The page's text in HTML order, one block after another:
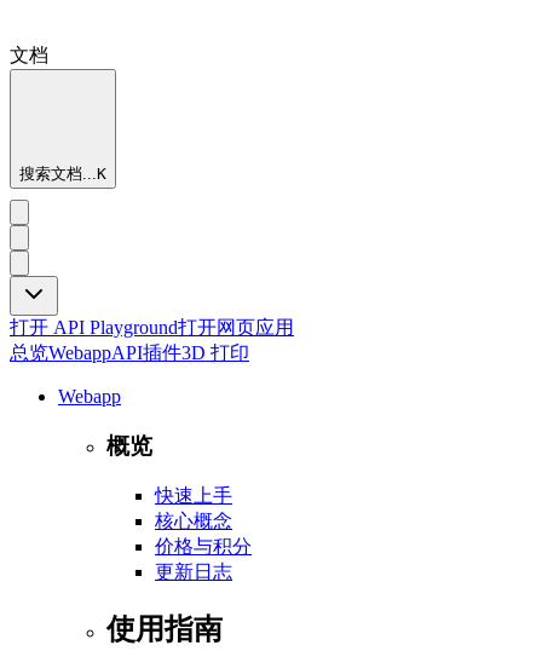
文档
搜索文档...K
打开 API Playground打开网页应用
总览WebappAPI插件3D 打印
Webapp
概览
快速上手
核心概念
价格与积分
更新日志
使用指南